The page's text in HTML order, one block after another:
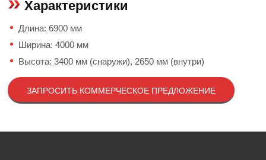
Характеристики
Длина: 6900 мм
Ширина: 4000 мм
Высота: 3400 мм (снаружи), 2650 мм (внутри)
ЗАПРОСИТЬ КОММЕРЧЕСКОЕ ПРЕДЛОЖЕНИЕ